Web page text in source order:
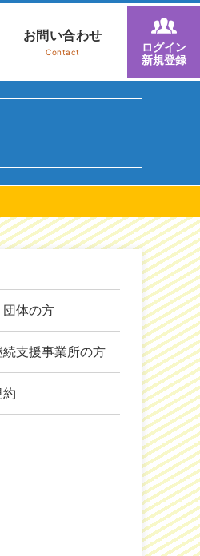
お問い合わせ
Contact
ログイン
新規登録
体の方
続支援事業所の方